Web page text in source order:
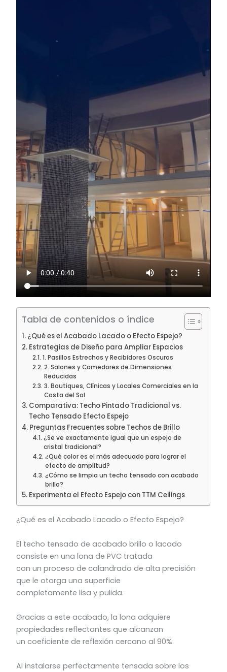
Tabla de contenidos o índice
¿Qué es el Acabado Lacado o Efecto Espejo?
Estrategias de Diseño para Ampliar Espacios
1. Pasillos Estrechos y Recibidores Oscuros
2. Salones y Comedores de Dimensiones
Reducidas
3. Boutiques, Clínicas y Locales Comerciales en la
Costa del Sol
Comparativa: Techo Pintado Tradicional vs.
Techo Tensado Efecto Espejo
Preguntas Frecuentes sobre Techos de Brillo
¿Se ve exactamente igual que un espejo de
cristal tradicional?
¿Qué color es el más adecuado para lograr el
efecto de amplitud?
¿Cómo se limpia un techo tensado con acabado
brillo?
Experimenta el Efecto Espejo con TTM Ceilings
¿Qué es el Acabado Lacado o Efecto Espejo?
El techo tensado de acabado brillo o lacado
consiste en una lona de PVC tratada
con un proceso de calandrado de alta precisión
que le otorga una superficie
completamente lisa y pulida.
Gracias a este acabado, la lona adquiere
propiedades reflectantes que alcanzan
un coeficiente de reflexión cercano al 90%.
Al instalarse perfectamente tensada sobre los